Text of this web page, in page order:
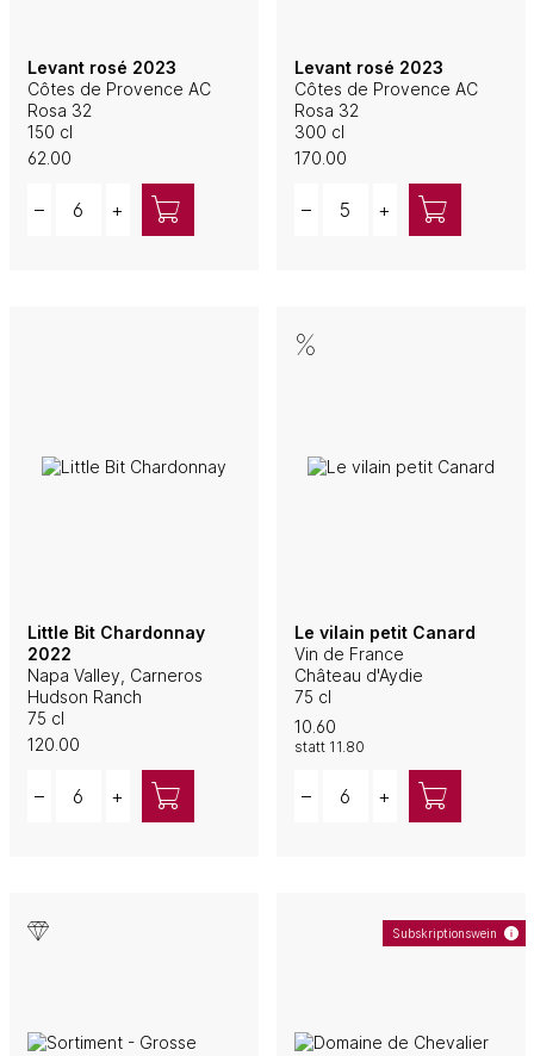
Levant rosé 2023
Côtes de Provence AC
Rosa 32
150 cl
62.00
– +
Levant rosé 2023
Côtes de Provence AC
Rosa 32
300 cl
170.00
– +
Little Bit Chardonnay
2022
Napa Valley, Carneros
Hudson Ranch
75 cl
120.00
– +
Le vilain petit Canard
Vin de France
Château d'Aydie
75 cl
10.60
statt 11.80
– +
Subskriptionswein